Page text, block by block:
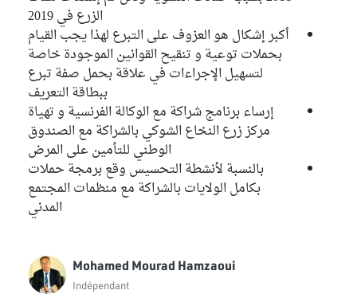
الزرع في 2019
أكبر إشكال هو العزوف على التبرع لهذا يجب القيام
بحملات توعية و تنقيح القوانين الموجودة خاصة
لتسهيل الإجراءات في علاقة بحمل صفة تبرع
ببطاقة التعريف
إرساء برنامج شراكة مع الوكالة الفرنسية و تهياة
مركز زرع النخاع الشوكي بالشراكة مع الصندوق
الوطني للتأمين على المرض
بالنسبة لأنشطة التحسيس وقع برمجة حملات
بكامل الولايات بالشراكة مع منظمات المجتمع
المدني
Mohamed Mourad Hamzaoui
Indépendant